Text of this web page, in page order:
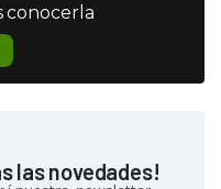
conocerla
las novedades!